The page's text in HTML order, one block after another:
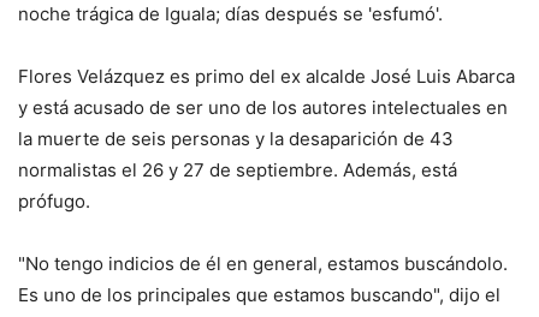
noche trágica de Iguala; días después se 'esfumó'.
Flores Velázquez es primo del ex alcalde José Luis Abarca
y está acusado de ser uno de los autores intelectuales en
la muerte de seis personas y la desaparición de 43
normalistas el 26 y 27 de septiembre. Además, está
prófugo.
"No tengo indicios de él en general, estamos buscándolo.
Es uno de los principales que estamos buscando", dijo el